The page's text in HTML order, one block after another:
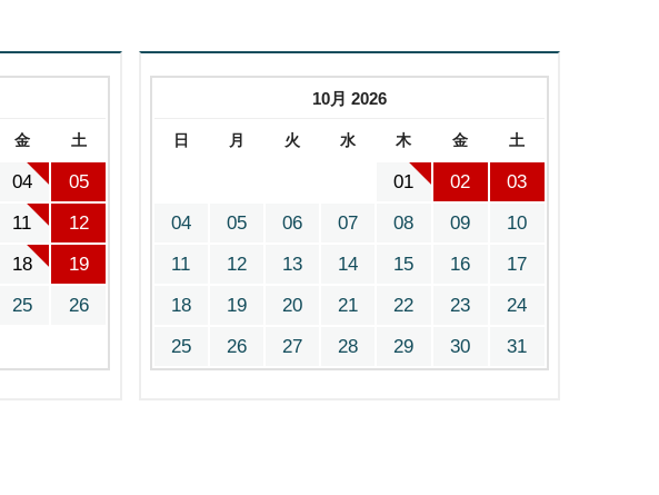
金 土
04
05
11
12
18
19
25
26
10月 2026
日 月 火 水 木 金 土
01 02
03
04
05 06 07 08 09
10
11
12 13 14 15 16
17
18
19 20 21 22 23
24
25
26 27 28 29 30 31